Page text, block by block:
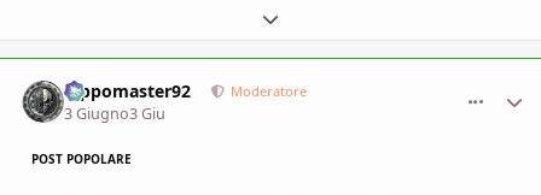
Espandi panoramica del topic
Pippomaster92 Moderatore
3 Giugno3 Giu
POST POPOLARE